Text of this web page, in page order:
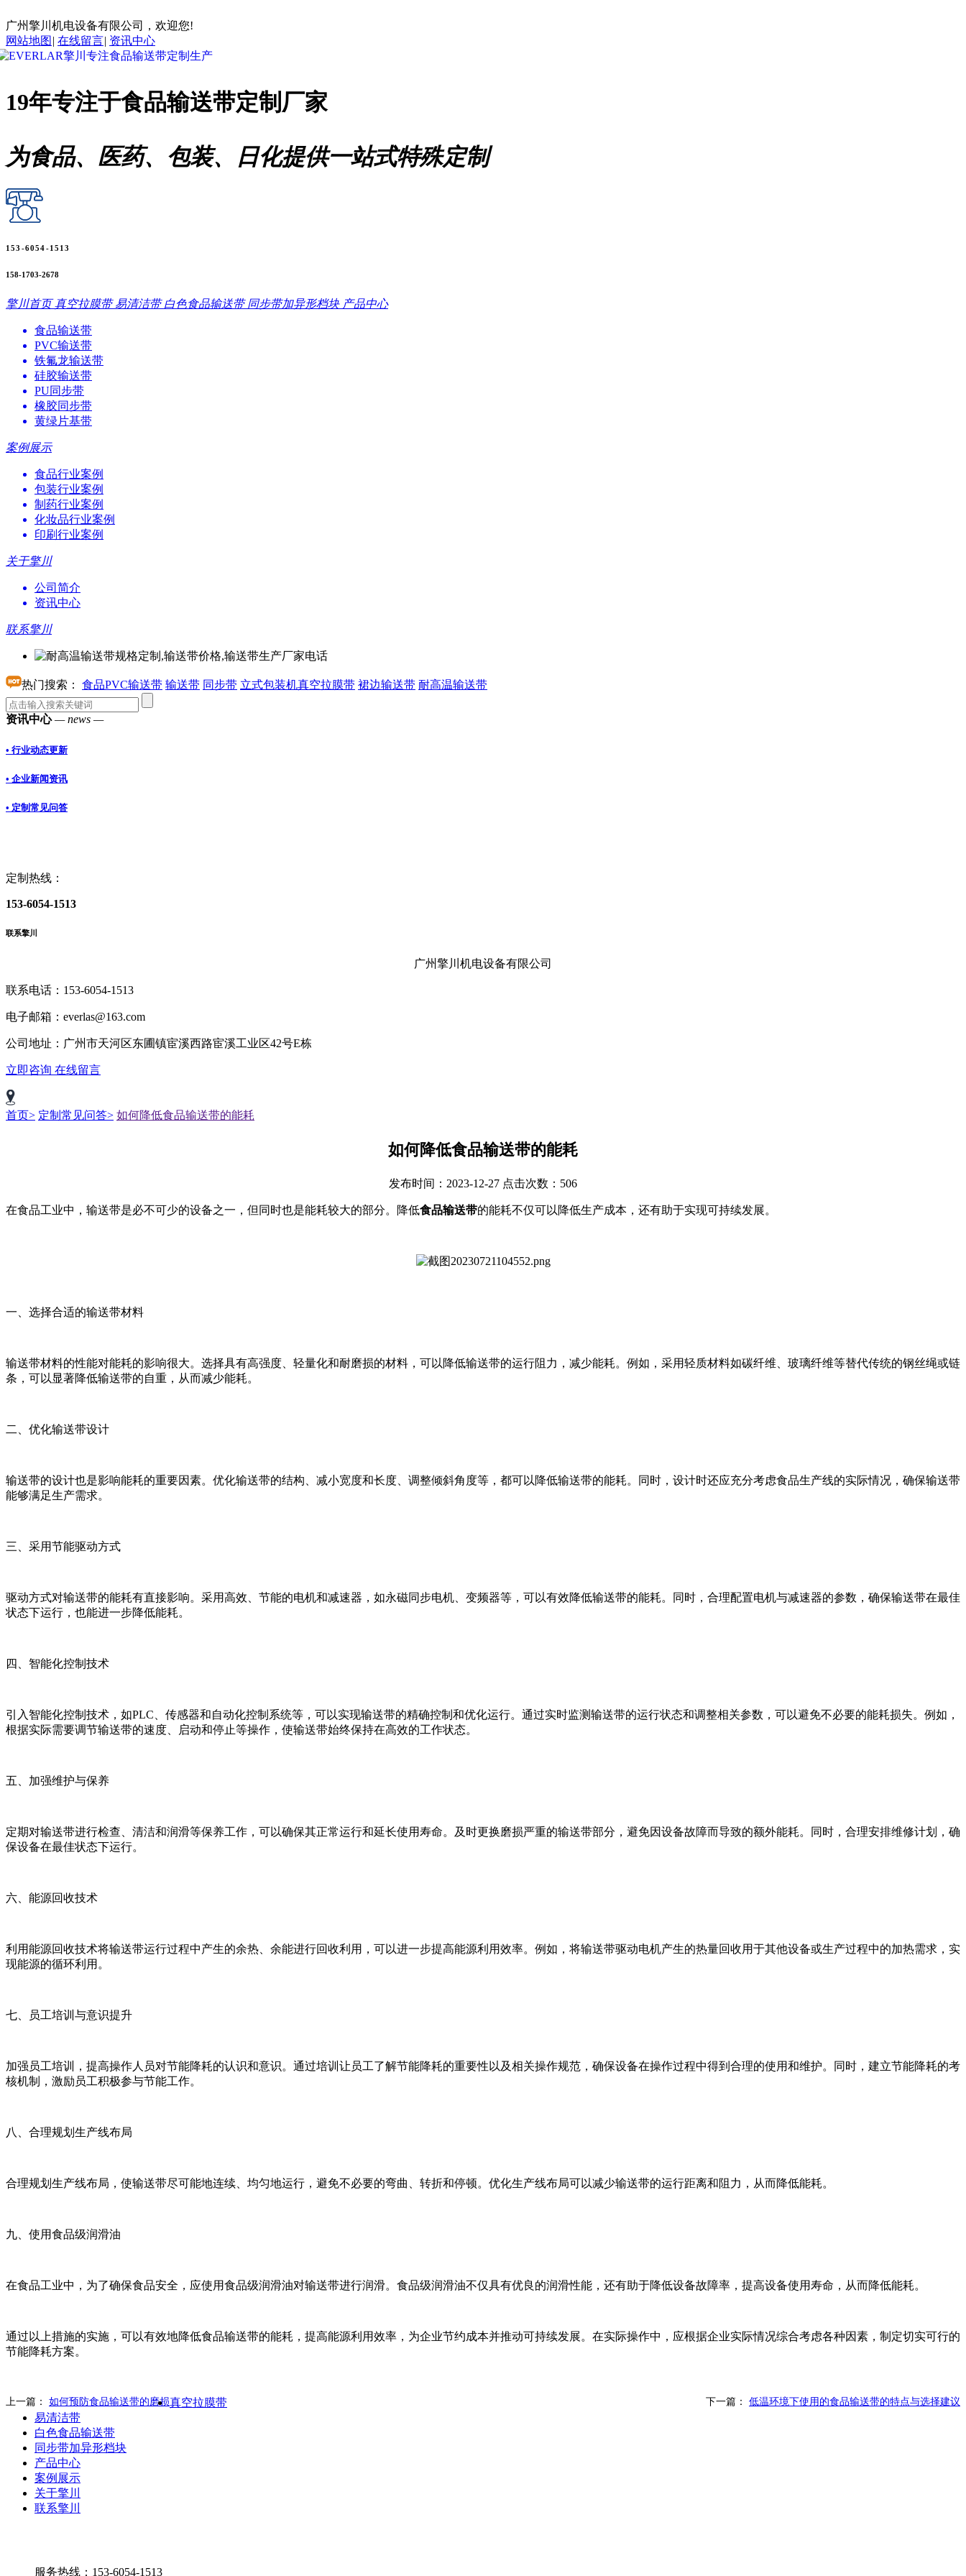
广州擎川机电设备有限公司，欢迎您!
网站地图 | 在线留言| 资讯中心
19年专注于食品输送带定制厂家
为食品、医药、包装、日化提供一站式特殊定制
153-6054-1513
158-1703-2678
擎川首页 真空拉膜带 易清洁带 白色食品输送带 同步带加异形档块 产品中心
食品输送带
PVC输送带
铁氟龙输送带
硅胶输送带
PU同步带
橡胶同步带
黄绿片基带
案例展示
食品行业案例
包装行业案例
制药行业案例
化妆品行业案例
印刷行业案例
关于擎川
公司简介
资讯中心
联系擎川
热门搜索： 食品PVC输送带 输送带 同步带 立式包装机真空拉膜带 裙边输送带 耐高温输送带
资讯中心— news —
• 行业动态更新
• 企业新闻资讯
• 定制常见问答
定制热线：
153-6054-1513
联系擎川
广州擎川机电设备有限公司
联系电话：153-6054-1513
电子邮箱：everlas@163.com
公司地址：广州市天河区东圃镇宦溪西路宦溪工业区42号E栋
立即咨询 在线留言
首页> 定制常见问答> 如何降低食品输送带的能耗
如何降低食品输送带的能耗
发布时间：2023-12-27 点击次数：506
在食品工业中，输送带是必不可少的设备之一，但同时也是能耗较大的部分。降低食品输送带的能耗不仅可以降低生产成本，还有助于实现可持续发展。
一、选择合适的输送带材料
输送带材料的性能对能耗的影响很大。选择具有高强度、轻量化和耐磨损的材料，可以降低输送带的运行阻力，减少能耗。例如，采用轻质材料如碳纤维、玻璃纤维等替代传统的钢丝绳或链
条，可以显著降低输送带的自重，从而减少能耗。
二、优化输送带设计
输送带的设计也是影响能耗的重要因素。优化输送带的结构、减小宽度和长度、调整倾斜角度等，都可以降低输送带的能耗。同时，设计时还应充分考虑食品生产线的实际情况，确保输送带
能够满足生产需求。
三、采用节能驱动方式
驱动方式对输送带的能耗有直接影响。采用高效、节能的电机和减速器，如永磁同步电机、变频器等，可以有效降低输送带的能耗。同时，合理配置电机与减速器的参数，确保输送带在最佳
状态下运行，也能进一步降低能耗。
四、智能化控制技术
引入智能化控制技术，如PLC、传感器和自动化控制系统等，可以实现输送带的精确控制和优化运行。通过实时监测输送带的运行状态和调整相关参数，可以避免不必要的能耗损失。例如，
根据实际需要调节输送带的速度、启动和停止等操作，使输送带始终保持在高效的工作状态。
五、加强维护与保养
定期对输送带进行检查、清洁和润滑等保养工作，可以确保其正常运行和延长使用寿命。及时更换磨损严重的输送带部分，避免因设备故障而导致的额外能耗。同时，合理安排维修计划，确
保设备在最佳状态下运行。
六、能源回收技术
利用能源回收技术将输送带运行过程中产生的余热、余能进行回收利用，可以进一步提高能源利用效率。例如，将输送带驱动电机产生的热量回收用于其他设备或生产过程中的加热需求，实
现能源的循环利用。
七、员工培训与意识提升
加强员工培训，提高操作人员对节能降耗的认识和意识。通过培训让员工了解节能降耗的重要性以及相关操作规范，确保设备在操作过程中得到合理的使用和维护。同时，建立节能降耗的考
核机制，激励员工积极参与节能工作。
八、合理规划生产线布局
合理规划生产线布局，使输送带尽可能地连续、均匀地运行，避免不必要的弯曲、转折和停顿。优化生产线布局可以减少输送带的运行距离和阻力，从而降低能耗。
九、使用食品级润滑油
在食品工业中，为了确保食品安全，应使用食品级润滑油对输送带进行润滑。食品级润滑油不仅具有优良的润滑性能，还有助于降低设备故障率，提高设备使用寿命，从而降低能耗。
通过以上措施的实施，可以有效地降低食品输送带的能耗，提高能源利用效率，为企业节约成本并推动可持续发展。在实际操作中，应根据企业实际情况综合考虑各种因素，制定切实可行的
节能降耗方案。
上一篇： 如何预防食品输送带的磨损 下一篇： 低温环境下使用的食品输送带的特点与选择建议
真空拉膜带
易清洁带
白色食品输送带
同步带加异形档块
产品中心
案例展示
关于擎川
联系擎川
服务热线：153-6054-1513